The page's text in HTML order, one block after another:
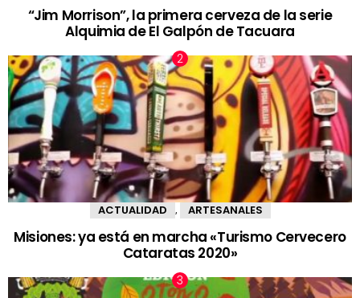
“Jim Morrison”, la primera cerveza de la serie
Alquimia de El Galpón de Tacuara
ACTUALIDAD , ARTESANALES
Misiones: ya está en marcha «Turismo Cervecero
Cataratas 2020»